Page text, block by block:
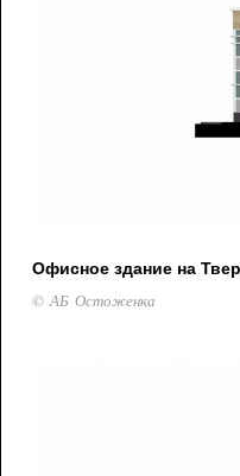
Офисное здание на
© АБ Остоженка